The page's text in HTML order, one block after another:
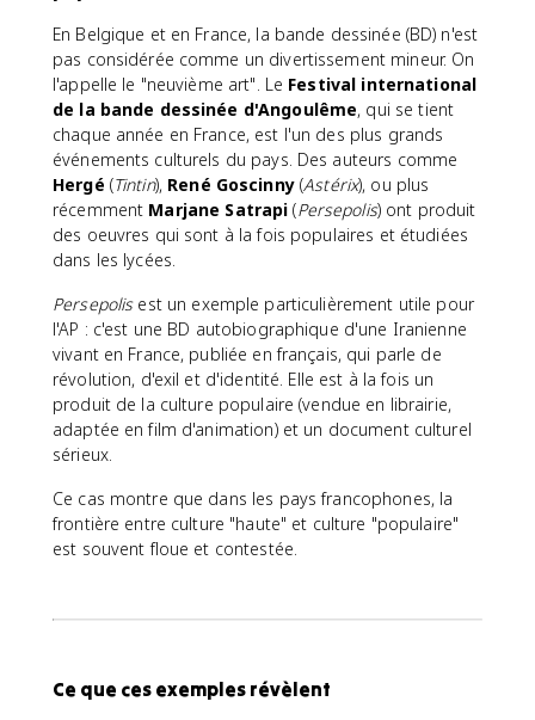
En Belgique et en France, la bande dessinée (BD) n'est
pas considérée comme un divertissement mineur. On
l'appelle le "neuvième art". Le Festival international
de la bande dessinée d'Angoulême, qui se tient
chaque année en France, est l'un des plus grands
événements culturels du pays. Des auteurs comme
Hergé (Tintin), René Goscinny(Astérix), ou plus
récemment Marjane Satrapi (Persepolis) ont produit
des oeuvres qui sont à la fois populaires et étudiées
dans les lycées.
Persepolisest un exemple particulièrement utile pour
l'AP : c'est une BD autobiographique d'une Iranienne
vivant en France, publiée en français, qui parle de
révolution, d'exil et d'identité. Elle est à la fois un
produit de la culture populaire (vendue en librairie,
adaptée en film d'animation) et un document culturel
sérieux.
Ce cas montre que dans les pays francophones, la
frontière entre culture "haute" et culture "populaire"
est souvent floue et contestée.
Ce que ces exemples révèlent